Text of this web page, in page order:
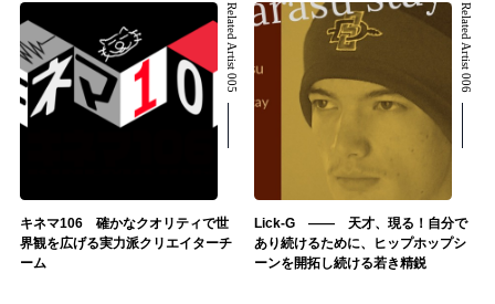
Related Artist 005
キネマ106 確かなクオリティで世
界観を広げる実力派クリエイターチ
ーム
Related Artist 006
Lick-G ―― 天才、現る！自分で
あり続けるために、ヒップホップシ
ーンを開拓し続ける若き精鋭